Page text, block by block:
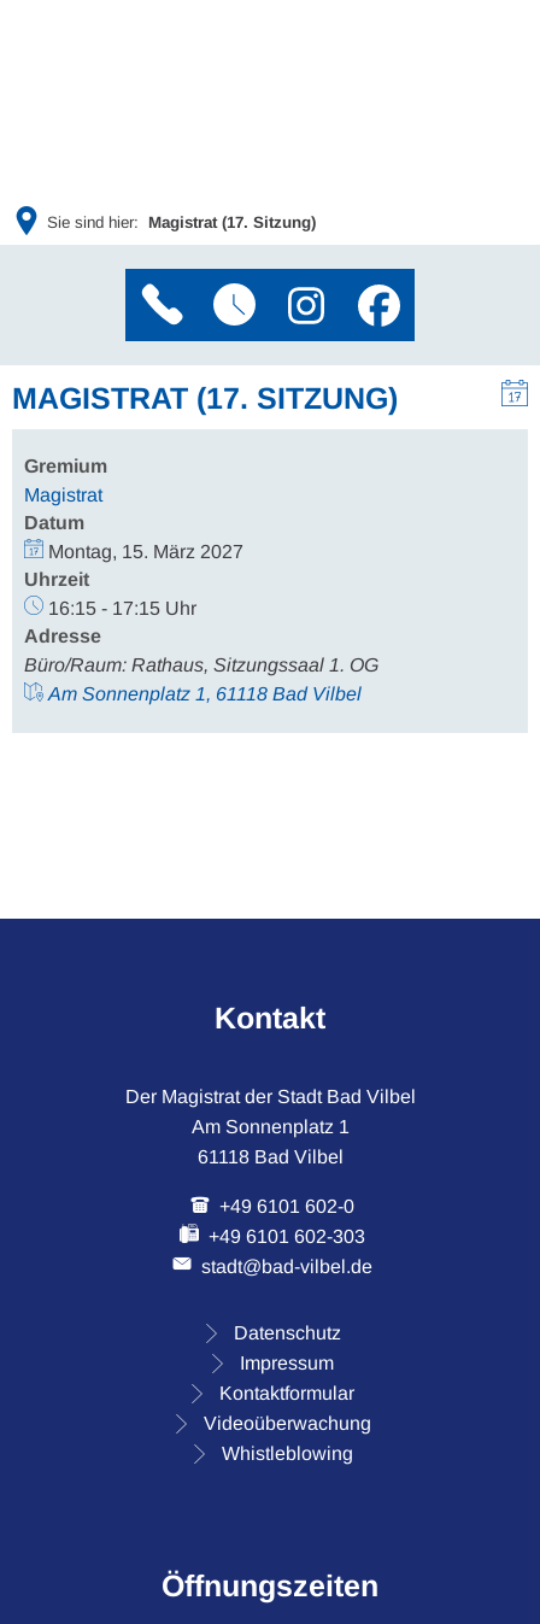
Sie sind hier: Magistrat (17. Sitzung)
MAGISTRAT (17. SITZUNG)
Gremium
Magistrat
Datum
Montag, 15. März 2027
Uhrzeit
16:15 - 17:15 Uhr
Adresse
Büro/Raum: Rathaus, Sitzungssaal 1. OG
Am Sonnenplatz 1, 61118 Bad Vilbel
Kontakt
Der Magistrat der Stadt Bad Vilbel
Am Sonnenplatz 1
61118 Bad Vilbel
+49 6101 602-0
+49 6101 602-303
stadt@bad-vilbel.de
Datenschutz
Impressum
Kontaktformular
Videoüberwachung
Whistleblowing
Öffnungszeiten